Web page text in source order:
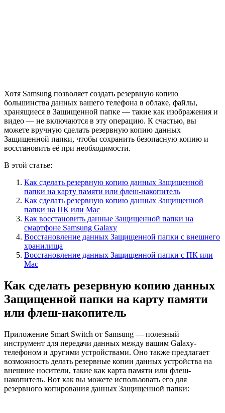
Хотя Samsung позволяет создать резервную копию
большинства данных вашего телефона в облаке, файлы,
хранящиеся в Защищенной папке — такие как изображения и
видео — не включаются в эту операцию. К счастью, вы
можете вручную сделать резервную копию данных
Защищенной папки, чтобы сохранить безопасную копию и
восстановить её при необходимости.
В этой статье:
Как сделать резервную копию данных Защищенной
папки на карту памяти или флеш-накопитель
Как сделать резервную копию данных Защищенной
папки на ПК или Mac
Как восстановить данные Защищенной папки на
смартфоне Samsung Galaxy
Восстановление данных Защищенной папки с внешнего
хранилища
Восстановление данных Защищенной папки с ПК или
Mac
Как сделать резервную копию данных
Защищенной папки на карту памяти
или флеш-накопитель
Приложение Smart Switch от Samsung — полезный
инструмент для передачи данных между вашим Galaxy-
телефоном и другими устройствами. Оно также предлагает
возможность делать резервные копии данных устройства на
внешние носители, такие как карта памяти или флеш-
накопитель. Вот как вы можете использовать его для
резервного копирования данных Защищенной папки: